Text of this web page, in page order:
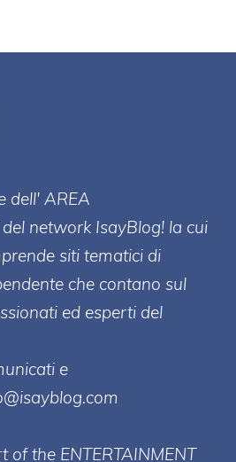
dell' AREA
del network IsayBlog! la cui
siti tematici di
che contano sul
ed esperti del
e
of the ENTERTAINMENT